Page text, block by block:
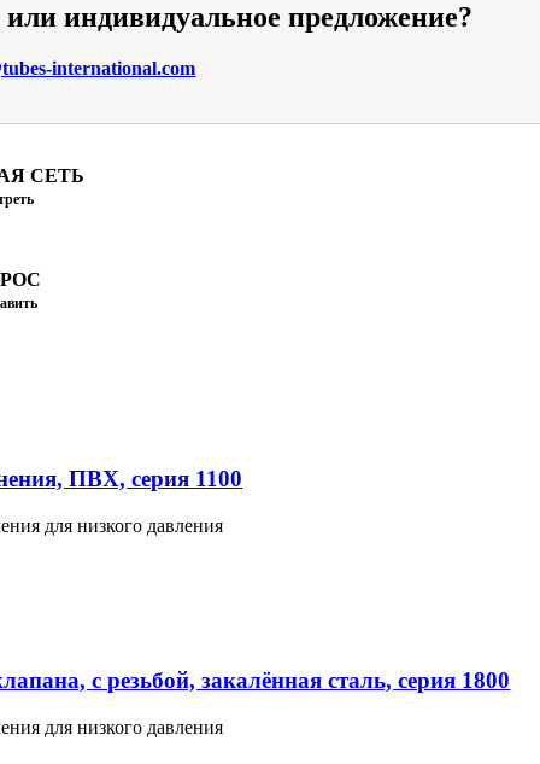
индивидуальное предложение?
international.com
СЕТЬ
ПВХ, серия 1100
для низкого давления
с резьбой, закалённая сталь, серия 1800
для низкого давления